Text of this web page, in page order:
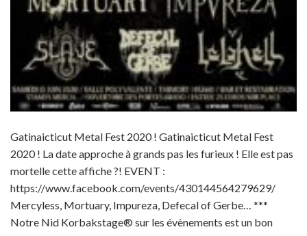
Gatinaicticut Metal Fest 2020 ! Gatinaicticut Metal Fest
2020 ! La date approche à grands pas les furieux ! Elle est pas
mortelle cette affiche ?! EVENT :
https://www.facebook.com/events/430144564279629/
Mercyless, Mortuary, Impureza, Defecal of Gerbe… ***
Notre Nid Korbakstage® sur les évènements est un bon